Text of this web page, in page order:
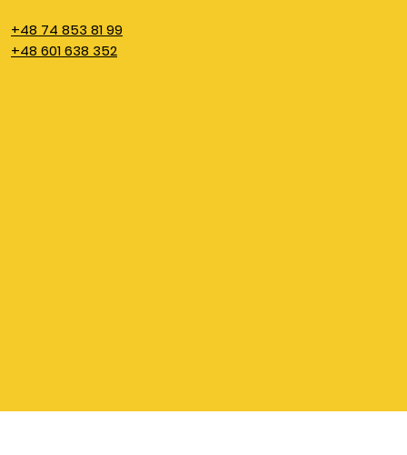
+48 74 853 81 99
+48 601 638 352